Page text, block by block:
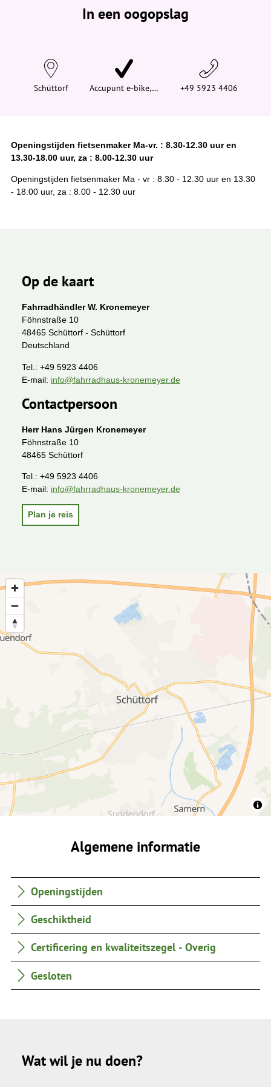
e
In een oogopslag
Schüttorf Accupunt e-bike,… +49 5923 4406
Openingstijden fietsenmaker Ma-vr. : 8.30-12.30 uur en
13.30-18.00 uur, za : 8.00-12.30 uur
Openingstijden fietsenmaker Ma - vr : 8.30 - 12.30 uur en 13.30
- 18.00 uur, za : 8.00 - 12.30 uur
Op de kaart
Fahrradhändler W. Kronemeyer
Föhnstraße 10
48465 Schüttorf - Schüttorf
Deutschland
Tel.: +49 5923 4406
E-mail: info@fahrradhaus-kronemeyer.de
Contactpersoon
Herr Hans Jürgen Kronemeyer
Föhnstraße 10
48465 Schüttorf
Tel.: +49 5923 4406
E-mail: info@fahrradhaus-kronemeyer.de
Plan je reis
Algemene informatie
Openingstijden
Geschiktheid
Certificering en kwaliteitszegel - Overig
Gesloten
Wat wil je nu doen?